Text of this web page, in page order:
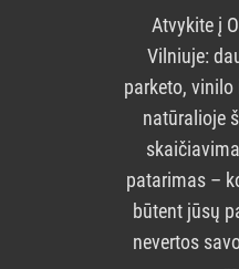
Atvykite į
Vilniuje:
parketo,
natūralioje
patarimas –
būtent jūsų
nevertos